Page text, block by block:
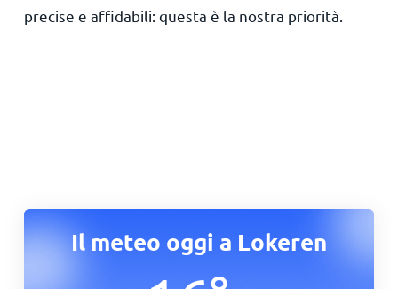
precise e affidabili: questa è la nostra priorità.
Il meteo oggi a Lokeren